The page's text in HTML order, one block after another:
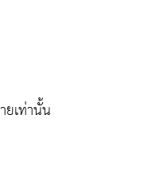
ยเท่านั้น